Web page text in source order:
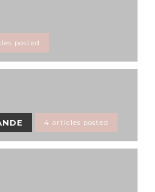
posted
4 articles posted